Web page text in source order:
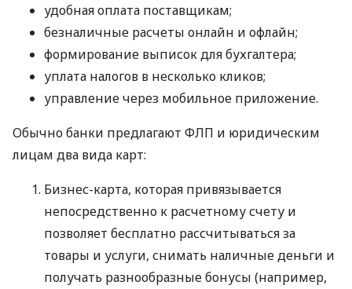
удобная оплата поставщикам;
безналичные расчеты онлайн и офлайн;
формирование выписок для бухгалтера;
уплата налогов в несколько кликов;
управление через мобильное приложение.
Обычно банки предлагают ФЛП и юридическим
лицам два вида карт:
Бизнес-карта, которая привязывается
непосредственно к расчетному счету и
позволяет бесплатно рассчитываться за
товары и услуги, снимать наличные деньги и
получать разнообразные бонусы (например,